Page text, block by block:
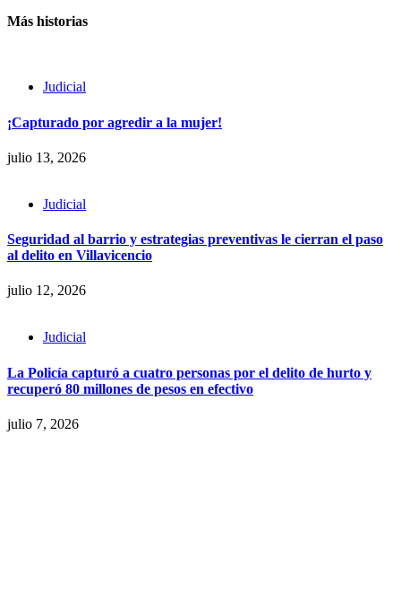
Más historias
Judicial
¡Capturado por agredir a la mujer!
julio 13, 2026
Judicial
Seguridad al barrio y estrategias preventivas le cierran el paso
al delito en Villavicencio
julio 12, 2026
Judicial
La Policía capturó a cuatro personas por el delito de hurto y
recuperó 80 millones de pesos en efectivo
julio 7, 2026